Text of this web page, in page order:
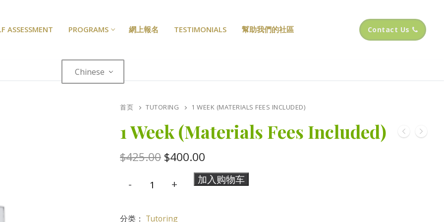
ASSESSMENT PROGRAMS 網上報名 TESTIMONIALS 幫助我們的社區 Contact Us
Chinese
首页 TUTORING 1 WEEK (MATERIALS FEES INCLUDED)
1 Week (Materials Fees Included)
$425.00 原
价
为：
$425.00。
$400.00
价
格
- + 加入购物车
分类： Tutoring